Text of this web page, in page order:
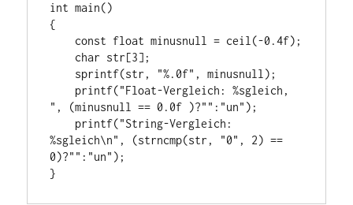
int main()
{
", (minusnull == 0.0f )?"":"un");
%sgleich\n", (strncmp(str, "0", 2) ==
0)?"":"un");
}